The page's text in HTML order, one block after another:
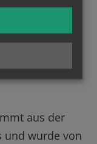
erwähnt.
fiel die Kirche
brannte das
aus der
und wurde von